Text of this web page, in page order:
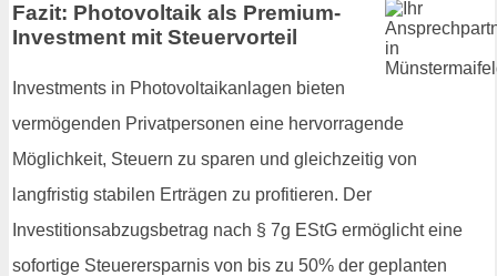
Fazit: Photovoltaik als Premium-
Investment mit Steuervorteil
Investments in Photovoltaikanlagen bieten
vermögenden Privatpersonen eine hervorragende
Möglichkeit, Steuern zu sparen und gleichzeitig von
langfristig stabilen Erträgen zu profitieren. Der
Investitionsabzugsbetrag nach § 7g EStG ermöglicht eine
sofortige Steuerersparnis von bis zu 50% der geplanten